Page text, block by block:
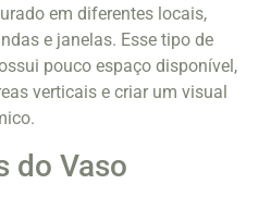
em diferentes locais,
e janelas. Esse tipo de
pouco espaço disponível,
verticais e criar um visual
do Vaso